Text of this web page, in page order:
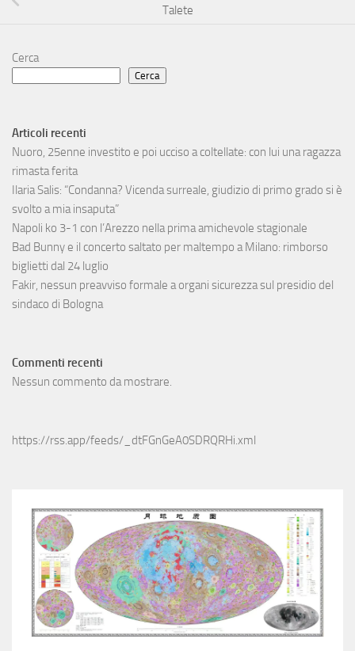
Talete
Cerca
Cerca
Articoli recenti
Nuoro, 25enne investito e poi ucciso a coltellate: con lui una ragazza
rimasta ferita
Ilaria Salis: “Condanna? Vicenda surreale, giudizio di primo grado si è
svolto a mia insaputa”
Napoli ko 3-1 con l’Arezzo nella prima amichevole stagionale
Bad Bunny e il concerto saltato per maltempo a Milano: rimborso
biglietti dal 24 luglio
Fakir, nessun preavviso formale a organi sicurezza sul presidio del
sindaco di Bologna
Commenti recenti
Nessun commento da mostrare.
https://rss.app/feeds/_dtFGnGeA0SDRQRHi.xml